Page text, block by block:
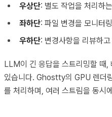
우상단: 별도 작업을 처리하
좌하단: 파일 변경을 모니터
우하단: 변경사항을 리뷰하
LLM이 긴 응답을 스트리밍할 때,
있습니다. Ghostty의 GPU 렌더
를 처리하며, 여러 스트림을 동시